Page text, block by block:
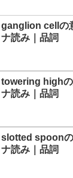
ganglion cellの
ナ読み｜品詞
towering highの
ナ読み｜品詞
slotted spoonの
ナ読み｜品詞